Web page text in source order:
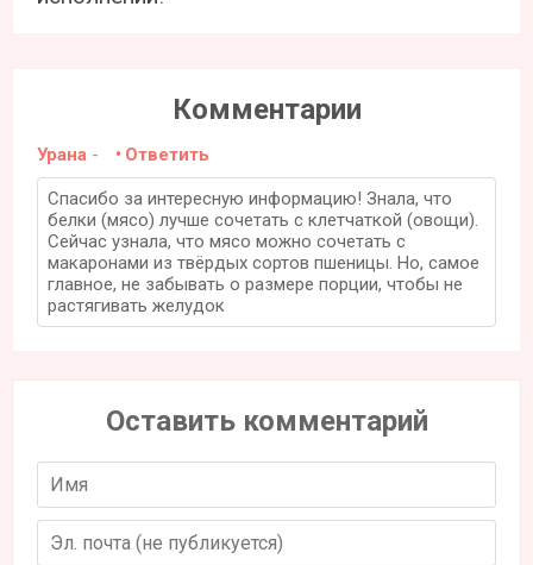
Комментарии
Урана - Ответить
Спасибо за интересную информацию! Знала, что
белки (мясо) лучше сочетать с клетчаткой (овощи).
Сейчас узнала, что мясо можно сочетать с
макаронами из твёрдых сортов пшеницы. Но, самое
главное, не забывать о размере порции, чтобы не
растягивать желудок
Оставить комментарий